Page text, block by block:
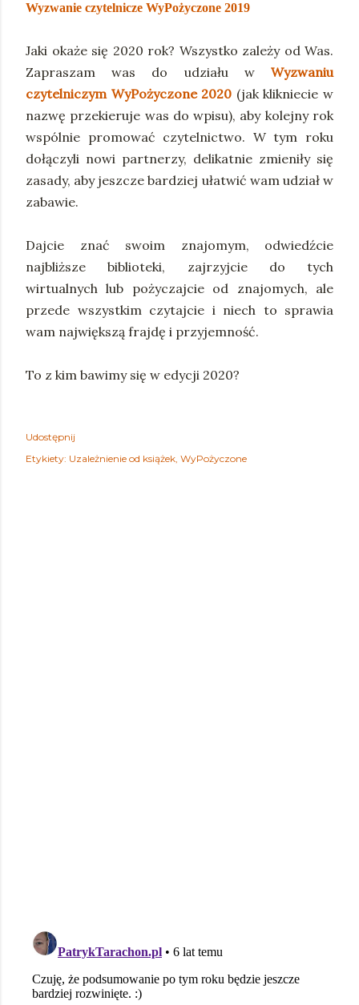
Wyzwanie czytelnicze WyPożyczone 2019
Jaki okaże się 2020 rok? Wszystko zależy od Was.
Zapraszam was do udziału w Wyzwaniu
czytelniczym WyPożyczone 2020 (jak klikniecie w
nazwę przekieruje was do wpisu), aby kolejny rok
wspólnie promować czytelnictwo. W tym roku
dołączyli nowi partnerzy, delikatnie zmieniły się
zasady, aby jeszcze bardziej ułatwić wam udział w
zabawie.
Dajcie znać swoim znajomym, odwiedźcie
najbliższe biblioteki, zajrzyjcie do tych
wirtualnych lub pożyczajcie od znajomych, ale
przede wszystkim czytajcie i niech to sprawia
wam największą frajdę i przyjemność.
To z kim bawimy się w edycji 2020?
Udostępnij
Etykiety: Uzależnienie od książek WyPożyczone